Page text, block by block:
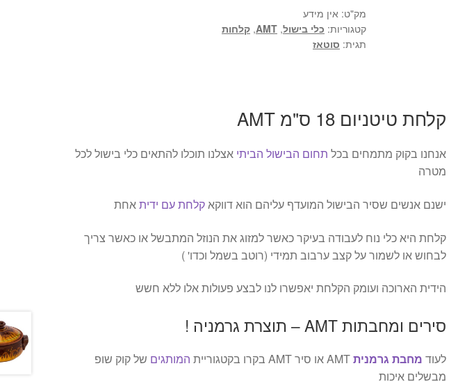
מק"ט: אין מידע
קטגוריות: כלי בישול,
AMT
,קלחות
תגית: סוטאז
קלחת טיטניום 18 ס"מ AMT
אנחנו בקוק מתמחים בכל תחום הבישול הביתי אצלנו תוכלו להתאים כלי בישול לכל
מטרה
ישנם אנשים שסיר הבישול המועדף עליהם הוא דווקאקלחת עם ידיתאחת
קלחת היא כלי נוח לעבודה בעיקר כאשר למזוג את הנוזל המתבשל או כאשר צריך
לבחוש או לשמור על קצב ערבוב תמידי (רוטב בשמל וכדו' )
הידית הארוכה ועומק הקלחת יאפשרו לנו לבצע פעולות אלו ללא חשש
סירים ומחבתות AMT – תוצרת גרמניה !
לעוד מחבת גרמניתAMT או סיר AMT בקרו בקטגוריית המותגים של קוק שופ
מבשלים איכות